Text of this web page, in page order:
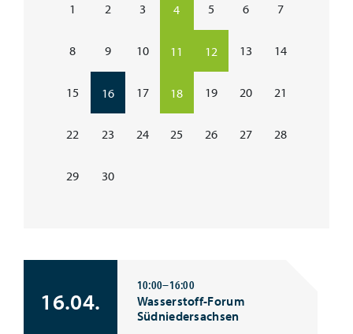
1 2 3 4 5 6 7
8 9 10 11 12 13 14
15 16 17 18 19 20 21
22 23 24 25 26 27 28
29 30
16.04.
10:00–16:00
Wasserstoff-Forum
Südniedersachsen